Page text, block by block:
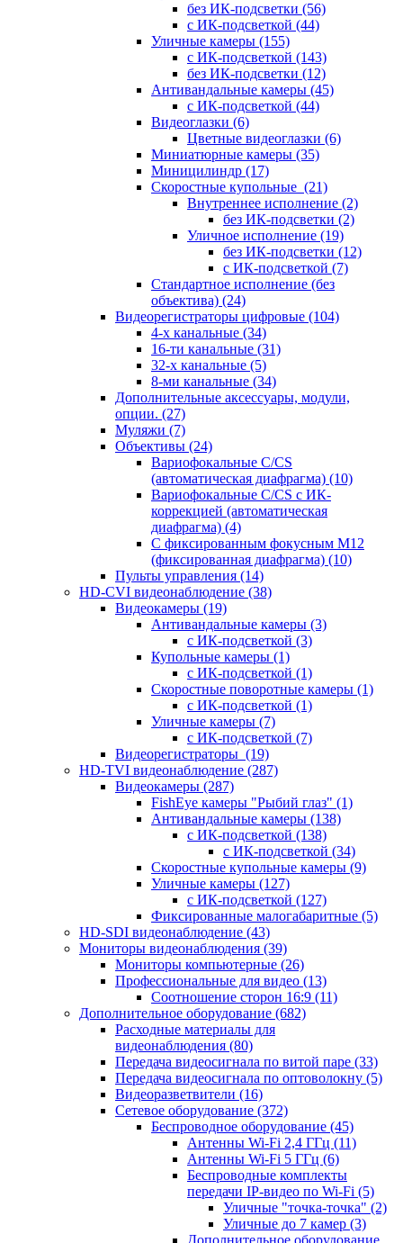
без ИК-подсветки (56)
с ИК-подсветкой (44)
Уличные камеры (155)
с ИК-подсветкой (143)
без ИК-подсветки (12)
Антивандальные камеры (45)
с ИК-подсветкой (44)
Видеоглазки (6)
Цветные видеоглазки (6)
Миниатюрные камеры (35)
Миницилиндр (17)
Скоростные купольные (21)
Внутреннее исполнение (2)
без ИК-подсветки (2)
Уличное исполнение (19)
без ИК-подсветки (12)
с ИК-подсветкой (7)
Стандартное исполнение (без
объектива) (24)
Видеорегистраторы цифровые (104)
4-х канальные (34)
16-ти канальные (31)
32-х канальные (5)
8-ми канальные (34)
Дополнительные аксессуары, модули,
опции. (27)
Муляжи (7)
Объективы (24)
Вариофокальные C/CS
(автоматическая диафрагма) (10)
Вариофокальные C/CS с ИК-
коррекцией (автоматическая
диафрагма) (4)
С фиксированным фокусным М12
(фиксированная диафрагма) (10)
Пульты управления (14)
HD-CVI видеонаблюдение (38)
Видеокамеры (19)
Антивандальные камеры (3)
с ИК-подсветкой (3)
Купольные камеры (1)
с ИК-подсветкой (1)
Скоростные поворотные камеры (1)
с ИК-подсветкой (1)
Уличные камеры (7)
с ИК-подсветкой (7)
Видеорегистраторы (19)
HD-TVI видеонаблюдение (287)
Видеокамеры (287)
FishEye камеры "Рыбий глаз" (1)
Антивандальные камеры (138)
с ИК-подсветкой (138)
с ИК-подсветкой (34)
Скоростные купольные камеры (9)
Уличные камеры (127)
с ИК-подсветкой (127)
Фиксированные малогабаритные (5)
HD-SDI видеонаблюдение (43)
Мониторы видеонаблюдения (39)
Мониторы компьютерные (26)
Профессиональные для видео (13)
Соотношение сторон 16:9 (11)
Дополнительное оборудование (682)
Расходные материалы для
видеонаблюдения (80)
Передача видеосигнала по витой паре (33)
Передача видеосигнала по оптоволокну (5)
Видеоразветвители (16)
Сетевое оборудование (372)
Беспроводное оборудование (45)
Антенны Wi-Fi 2,4 ГГц (11)
Антенны Wi-Fi 5 ГГц (6)
Беспроводные комплекты
передачи IP-видео по Wi-Fi (5)
Уличные "точка-точка" (2)
Уличные до 7 камер (3)
Дополнительное оборудование